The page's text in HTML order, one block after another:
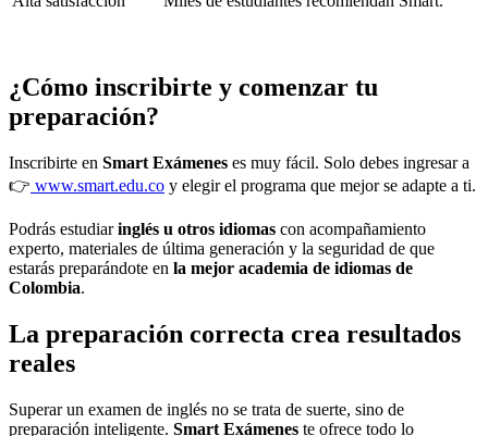
¿Cómo inscribirte y comenzar tu
preparación?
Inscribirte en Smart Exámenes es muy fácil. Solo debes ingresar a
👉 www.smart.edu.co y elegir el programa que mejor se adapte a ti.
Podrás estudiaringlés u otros idiomas con acompañamiento
experto, materiales de última generación y la seguridad de que
estarás preparándote en la mejor academia de idiomas de
Colombia.
La preparación correcta crea resultados
reales
Superar un examen de inglés no se trata de suerte, sino de
preparación inteligente. Smart Exámenes te ofrece todo lo